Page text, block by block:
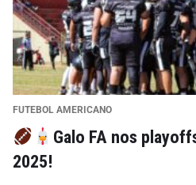
FUTEBOL AMERICANO
Galo FA nos
2025!